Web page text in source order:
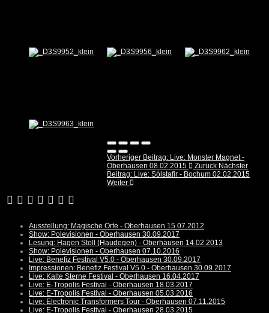
Vorheriger Beitrag: Live: Monster Magnet -
Oberhausen 08.02.2015
Zurück Nächster
Beitrag: Live: Sólstafir - Bochum 02.02.2015
Weiter
Ausstellung: Magische Orte - Oberhausen 15.07.2012
Show: Polevisionen - Oberhausen 30.09.2017
Lesung: Hagen Stoll (Haudegen) - Oberhausen 14.02.2013
Show: Polevisionen - Oberhausen 07.10.2016
Live: Benefiz Festival V5.0 - Oberhausen 30.09.2017
Impressionen: Benefiz Festival V5.0 - Oberhausen 30.09.2017
Live: Kalte Sterne Festival - Oberhausen 16.04.2017
Live: E-Tropolis Festival - Oberhausen 18.03.2017
Live: E-Tropolis Festival - Oberhausen 05.03.2016
Live: Electronic Transformers Tour - Oberhausen 07.11.2015
Live: E-Tropolis Festival - Oberhausen 28.03.2015